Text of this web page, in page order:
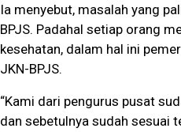
Ia menyebut, masalah yang
BPJS. Padahal setiap orang
kesehatan, dalam hal ini
JKN-BPJS.
“Kami dari pengurus pusat
dan sebetulnya sudah sesuai